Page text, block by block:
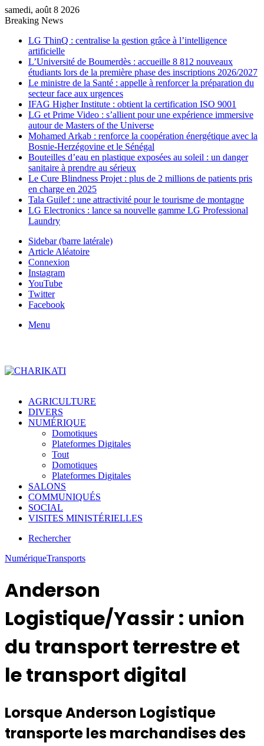
samedi, août 8 2026
Breaking News
LG ThinQ : centralise la gestion grâce à l’intelligence
artificielle
L’Université de Boumerdès : accueille 8 812 nouveaux
étudiants lors de la première phase des inscriptions 2026/2027
Le ministre de la Santé : appelle à renforcer la préparation du
secteur face aux urgences
IFAG Higher Institute : obtient la certification ISO 9001
LG et Prime Video : s’allient pour une expérience immersive
autour de Masters of the Universe
Mohamed Arkab : renforce la coopération énergétique avec la
Bosnie-Herzégovine et le Sénégal
Bouteilles d’eau en plastique exposées au soleil : un danger
sanitaire à prendre au sérieux
Le Cure Blindness Projet : plus de 2 millions de patients pris
en charge en 2025
Tala Guilef : une attractivité pour le tourisme de montagne
LG Electronics : lance sa nouvelle gamme LG Professional
Laundry
Sidebar (barre latérale)
Article Aléatoire
Connexion
Instagram
YouTube
Twitter
Facebook
Menu
AGRICULTURE
DIVERS
NUMÉRIQUE
Domotiques
Plateformes Digitales
Tout
Domotiques
Plateformes Digitales
SALONS
COMMUNIQUÉS
SOCIAL
VISITES MINISTÉRIELLES
Rechercher
NumériqueTransports
Anderson
Logistique/Yassir : union
du transport terrestre et
le transport digital
Lorsque Anderson Logistique
transporte les marchandises des